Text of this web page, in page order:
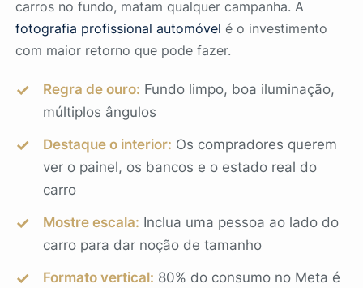
carros no fundo, matam qualquer campanha. A
fotografia profissional automóvel é o investimento
com maior retorno que pode fazer.
Regra de ouro: Fundo limpo, boa iluminação,
múltiplos ângulos
Destaque o interior: Os compradores querem
ver o painel, os bancos e o estado real do
carro
Mostre escala: Inclua uma pessoa ao lado do
carro para dar noção de tamanho
Formato vertical: 80% do consumo no Meta é